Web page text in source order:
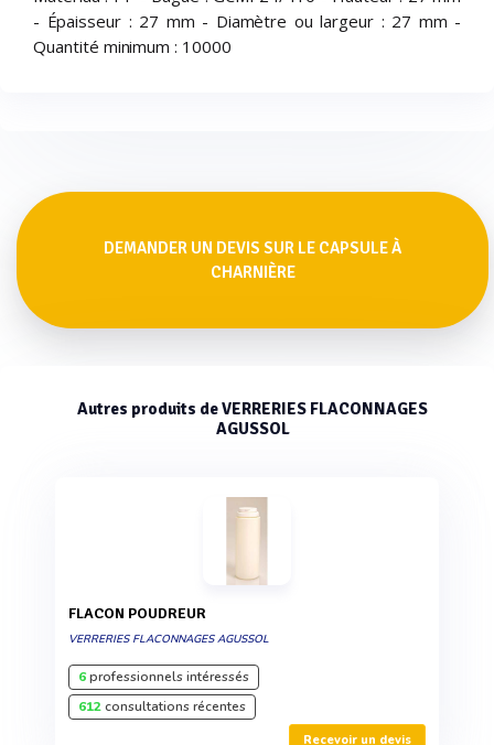
- Épaisseur : 27 mm - Diamètre ou largeur : 27 mm -
Quantité minimum : 10000
DEMANDER UN DEVIS SUR LE CAPSULE À
CHARNIÈRE
Autres produits de VERRERIES FLACONNAGES
AGUSSOL
FLACON POUDREUR
VERRERIES FLACONNAGES AGUSSOL
6professionnels intéressés
612consultations récentes
Recevoir un devis